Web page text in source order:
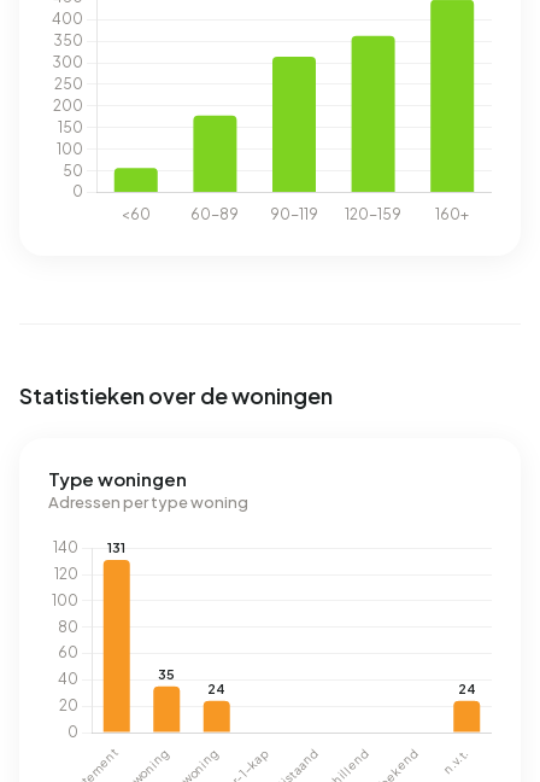
Statistieken over de woningen
Type woningen
Adressen per type woning